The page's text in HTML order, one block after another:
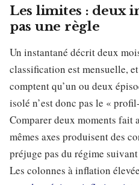
Les limites : deux
pas une règle
Un instantané décrit deux
classification est mensuelle,
comptent qu’un ou deux
isolé n’est donc pas le «
Comparer deux moments fait
mêmes axes produisent des
préjuge pas du régime
Les colonnes à inflation